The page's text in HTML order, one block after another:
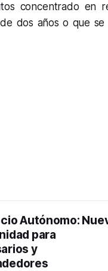
concentrado en
dos años o que
Autónomo:
para
y